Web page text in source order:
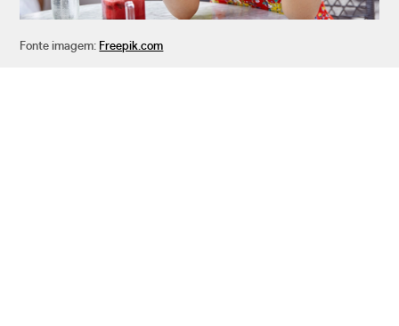
Fonte imagem: Freepik.com